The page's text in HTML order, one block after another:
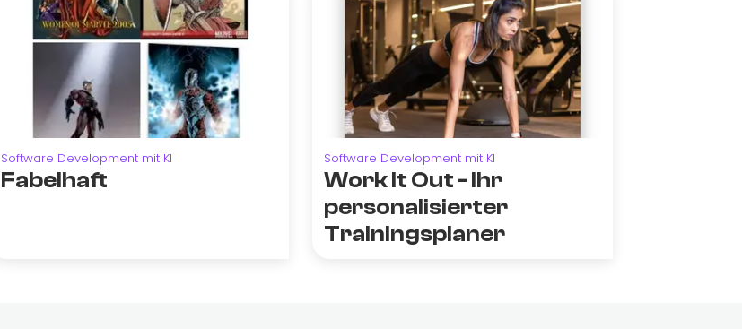
Software Development mit KI
Fabelhaft
Software Development mit KI
Work It Out - Ihr
personalisierter
Trainingsplaner